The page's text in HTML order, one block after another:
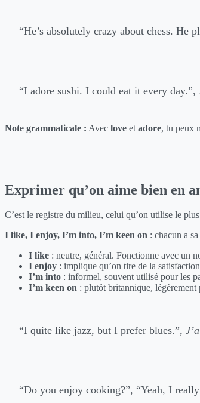
“He’s absolutely crazy about chess. He
“I adore sushi. I could eat it every day.”,
Note grammaticale : Avec love et adore, tu peux
Exprimer qu’on aime bien en
C’est le registre du milieu, celui qu’on utilise le
I like, I enjoy, I’m into, I’m keen on : chacun a
I like : neutre, général. Fonctionne avec un
I enjoy : implique qu’on tire de la
I’m into : informel, souvent utilisé pour les
I’m keen on : plutôt britannique, légèrement
“I quite like jazz, but I prefer blues.”,
“Do you enjoy cooking?”, “Yeah, I